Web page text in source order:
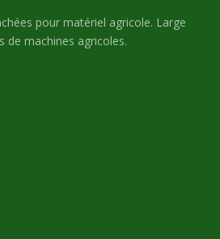
pour matériel agricole. Large
de machines agricoles.